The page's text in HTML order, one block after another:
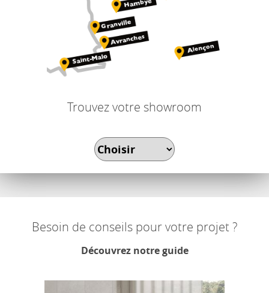
Trouvez votre showroom
Besoin de conseils pour votre projet ?
Découvrez notre guide